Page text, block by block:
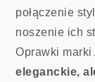
połączenie
noszenie ich
Oprawki marki
eleganckie,